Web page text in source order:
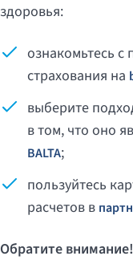
здоровья:
ознакомьтесь
страхования на
выберите
в том, что оно
BALTA;
пользуйтесь
расчетов в
Обратите внимание!